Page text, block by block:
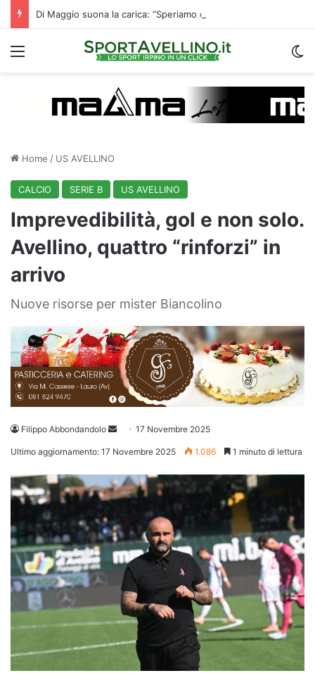
Menu
Home / US AVELLINO
CALCIO SERIE B US AVELLINO
Imprevedibilità, gol e non solo.
Avellino, quattro “rinforzi” in
arrivo
Nuove risorse per mister Biancolino
Filippo Abbondandolo
Invia 17 Novembre 2025
Ultimo aggiornamento: 17 Novembre 2025 1.086 1 minuto di lettura